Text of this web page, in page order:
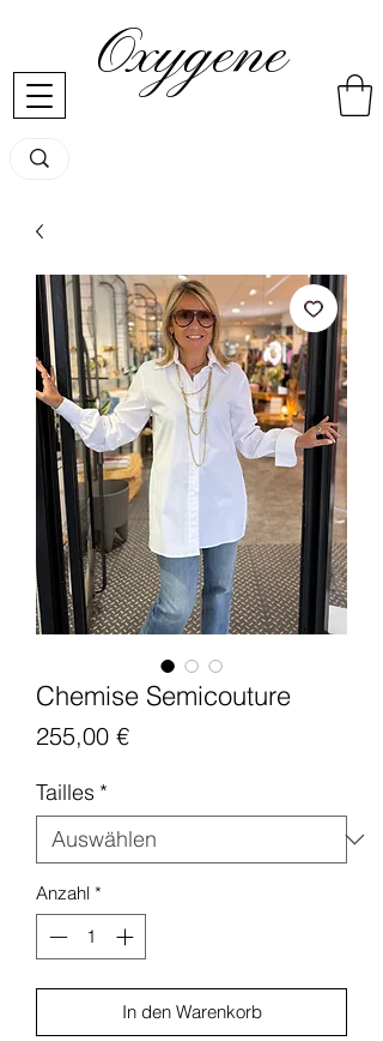
Oxygene
Chemise Semicouture
255,00 €Preis
Tailles *
Anzahl *
In den Warenkorb